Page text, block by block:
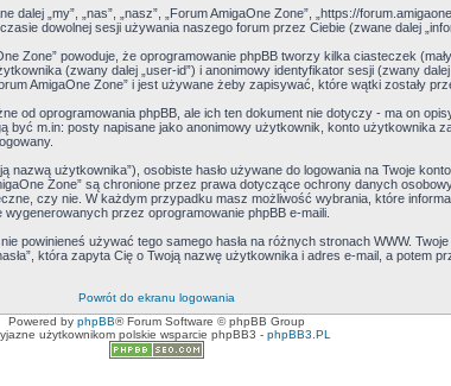
„my”, „nas”, „nasz”, „Forum AmigaOne Zone”, „https://
dowolnej sesji używania naszego forum przez Ciebie (zwane dalej
Zone” powoduje, że oprogramowanie phpBB tworzy kilka ciasteczek
(zwany dalej „user-id”) i anonimowy identyfikator sesji (zwany
AmigaOne Zone” i jest używane żeby zapisywać, które wątki zostały
od oprogramowania phpBB, ale ich ten dokument nie dotyczy - ma on
m.in: posty napisane jako anonimowy użytkownik, konto użytkownika
użytkownika”), osobiste hasło używane do logowania na Twoje
Zone” są chronione przez prawa dotyczące ochrony danych
czy nie. W każdym przypadku masz możliwość wybrania, które
przez oprogramowanie phpBB e-maili.
powinieneś używać tego samego hasła na różnych stronach WWW.
która zapyta Cię o Twoją nazwę użytkownika i adres e-mail, a potem
Powrót do ekranu logowania
Powered by phpBB® Forum Software © phpBB Group
użytkownikom polskie wsparcie phpBB3 - phpBB3.PL